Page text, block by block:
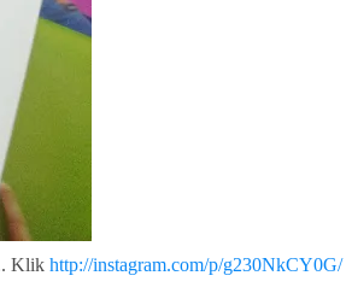
Klik http://instagram.com/p/g230NkCY0G/